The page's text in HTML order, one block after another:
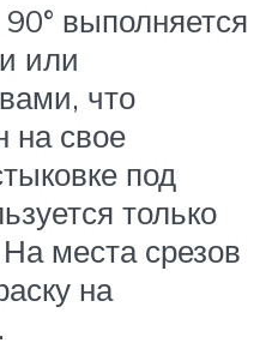
выполняется
или
что
на свое
под
только
места срезов
на